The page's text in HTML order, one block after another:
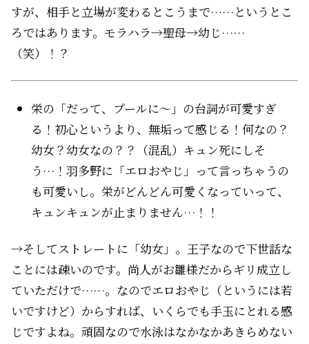
すが、相手と立場が変わるとこうまで……というとこ
ろではあります。モラハラ→聖母→幼じ……
（笑）！？
栄の「だって、プールに〜」の台詞が可愛すぎ
る！初心というより、無垢って感じる！何なの？
幼女？幼女なの？？（混乱）キュン死にしそ
う…！羽多野に「エロおやじ」って言っちゃうの
も可愛いし。栄がどんどん可愛くなっていって、
キュンキュンが止まりません…！！
→そしてストレートに「幼女」。王子なので下世話な
ことには疎いのです。尚人がお雛様だからギリ成立し
ていただけで……。なのでエロおやじ（というには若
いですけど）からすれば、いくらでも手玉にとれる感
じですよね。頑固なので水泳はなかなかあきらめない